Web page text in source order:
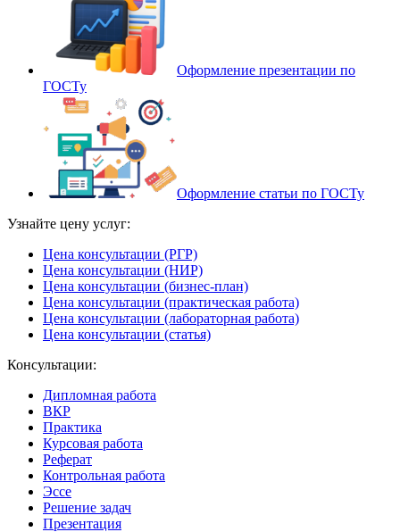
Оформление презентации по
ГОСТу
Оформление статьи по ГОСТу
Узнайте цену услуг:
Цена консультации (РГР)
Цена консультации (НИР)
Цена консультации (бизнес-план)
Цена консультации (практическая работа)
Цена консультации (лабораторная работа)
Цена консультации (статья)
Консультации:
Дипломная работа
ВКР
Практика
Курсовая работа
Реферат
Контрольная работа
Эссе
Решение задач
Презентация